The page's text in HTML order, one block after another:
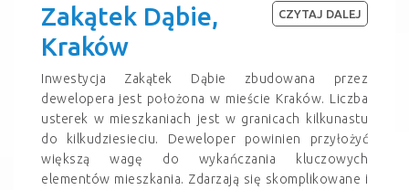
Zakątek Dąbie,
Kraków
Inwestycja Zakątek Dąbie zbudowana przez
dewelopera jest położona w mieście Kraków. Liczba
usterek w mieszkaniach jest w granicach kilkunastu
do kilkudziesieciu. Deweloper powinien przyłożyć
większą wagę do wykańczania kluczowych
elementów mieszkania. Zdarzają się skomplikowane i
CZYTAJ DALEJ